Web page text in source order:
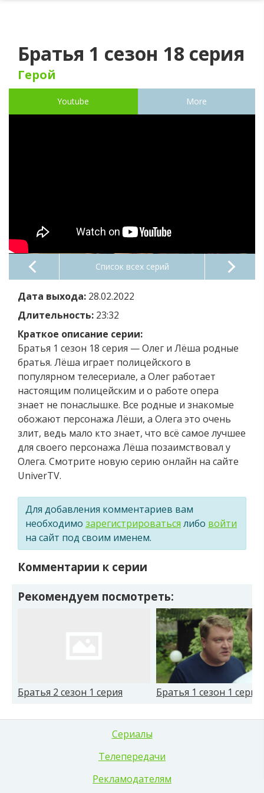
Братья 1 сезон 18 серия
Герой
Youtube More
Список всех серий
Дата выхода: 28.02.2022
Длительность: 23:32
Краткое описание серии:
Братья 1 сезон 18 серия — Олег и Лёша родные
братья. Лёша играет полицейского в
популярном телесериале, а Олег работает
настоящим полицейским и о работе опера
знает не понаслышке. Все родные и знакомые
обожают персонажа Лёши, а Олега это очень
злит, ведь мало кто знает, что всё самое лучшее
для своего персонажа Лёша позаимствовал у
Олега. Смотрите новую серию онлайн на сайте
UniverTV.
Для добавления комментариев вам
необходимо зарегистрироваться либо войти
на сайт под своим именем.
Комментарии к серии
Рекомендуем посмотреть:
Братья 2 сезон 1 серия Братья 1 сезон 1 серия
Сериалы
Телепередачи
Рекламодателям